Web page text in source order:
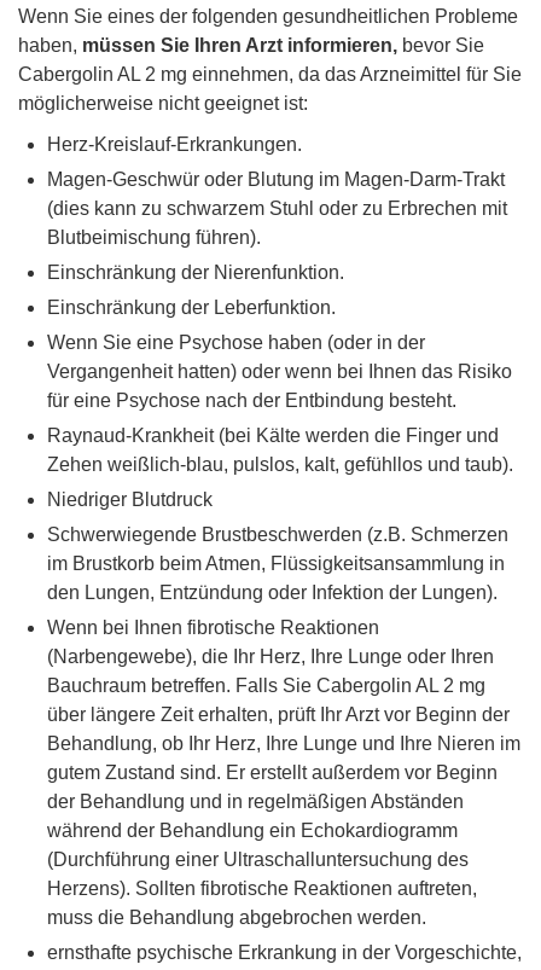
Wenn Sie eines der folgenden gesundheitlichen Probleme
haben, müssen Sie Ihren Arzt informieren, bevor Sie
Cabergolin AL 2 mg einnehmen, da das Arzneimittel für Sie
möglicherweise nicht geeignet ist:
Herz-Kreislauf-Erkrankungen.
Magen-Geschwür oder Blutung im Magen-Darm-Trakt
(dies kann zu schwarzem Stuhl oder zu Erbrechen mit
Blutbeimischung führen).
Einschränkung der Nierenfunktion.
Einschränkung der Leberfunktion.
Wenn Sie eine Psychose haben (oder in der
Vergangenheit hatten) oder wenn bei Ihnen das Risiko
für eine Psychose nach der Entbindung besteht.
Raynaud-Krankheit (bei Kälte werden die Finger und
Zehen weißlich-blau, pulslos, kalt, gefühllos und taub).
Niedriger Blutdruck
Schwerwiegende Brustbeschwerden (z.B. Schmerzen
im Brustkorb beim Atmen, Flüssigkeitsansammlung in
den Lungen, Entzündung oder Infektion der Lungen).
Wenn bei Ihnen fibrotische Reaktionen
(Narbengewebe), die Ihr Herz, Ihre Lunge oder Ihren
Bauchraum betreffen. Falls Sie Cabergolin AL 2 mg
über längere Zeit erhalten, prüft Ihr Arzt vor Beginn der
Behandlung, ob Ihr Herz, Ihre Lunge und Ihre Nieren im
gutem Zustand sind. Er erstellt außerdem vor Beginn
der Behandlung und in regelmäßigen Abständen
während der Behandlung ein Echokardiogramm
(Durchführung einer Ultraschalluntersuchung des
Herzens). Sollten fibrotische Reaktionen auftreten,
muss die Behandlung abgebrochen werden.
ernsthafte psychische Erkrankung in der Vorgeschichte,